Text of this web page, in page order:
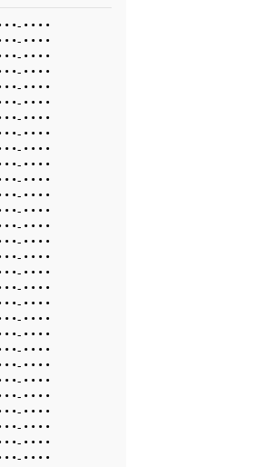
• •- • • • •
• •- • • • •
• •- • • • •
• •- • • • •
• •- • • • •
• •- • • • •
• •- • • • •
• •- • • • •
• •- • • • •
• •- • • • •
• •- • • • •
• •- • • • •
• •- • • • •
• •- • • • •
• •- • • • •
• •- • • • •
• •- • • • •
• •- • • • •
• •- • • • •
• •- • • • •
• •- • • • •
• •- • • • •
• •- • • • •
• •- • • • •
• •- • • • •
• •- • • • •
• •- • • • •
• •- • • • •
• •- • • • •